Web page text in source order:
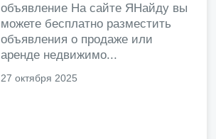
объявление На сайте ЯНайду вы
можете бесплатно разместить
объявления о продаже или
аренде недвижимо...
27 октября 2025